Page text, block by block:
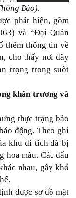
Bảo).
phát hiện, gồm
và “Đại Quán
thêm thông tin về
cho thấy nơi đây
trọng trong suốt
khẩn trương và
thực trạng bảo
động. Theo ghi
khu di tích đã bị
hoa màu. Các dấu
nhau, gây khó
được sơ đồ mặt